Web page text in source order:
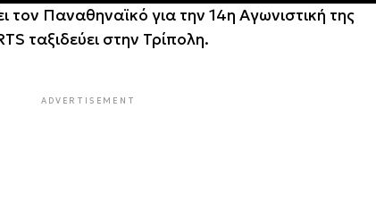
τον Παναθηναϊκό για την 14η Αγωνιστική της
ταξιδεύει στην Τρίπολη.
ADVERTISEMENT